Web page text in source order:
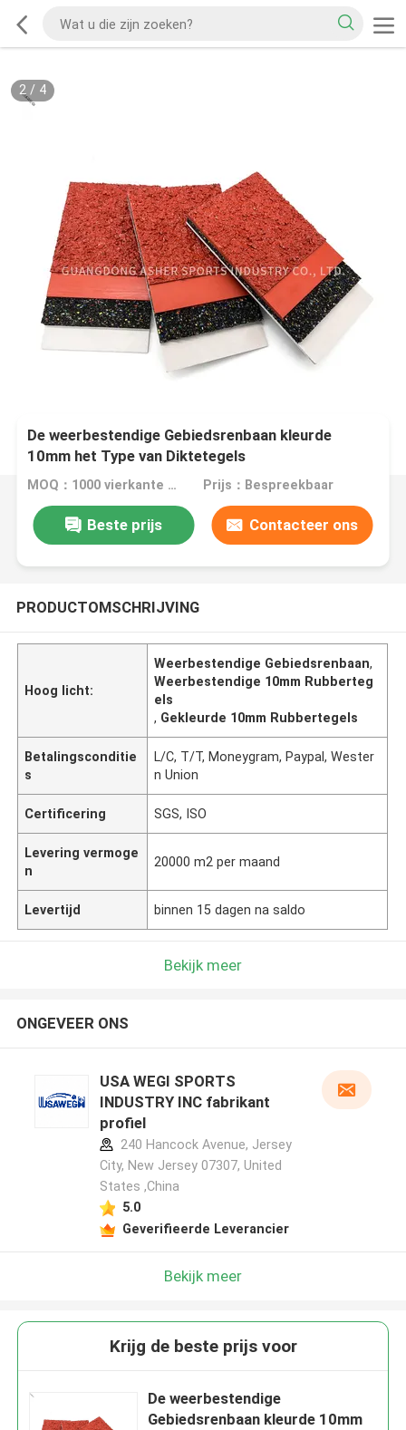
2/ 4
De weerbestendige Gebiedsrenbaan kleurde
10mm het Type van Diktetegels
MOQ：1000 vierkante meter Prijs：Bespreekbaar
Beste prijs Contacteer ons
PRODUCTOMSCHRIJVING
Hoog licht:
Weerbestendige Gebiedsrenbaan,
Weerbestendige 10mm Rubberteg
els
, Gekleurde 10mm Rubbertegels
Betalingsconditie
s
L/C, T/T, Moneygram, Paypal, Wester
n Union
Certificering SGS, ISO
Levering vermoge
n
20000 m2 per maand
Levertijd binnen 15 dagen na saldo
Bekijk meer
ONGEVEER ONS
USA WEGI SPORTS
INDUSTRY INC fabrikant
profiel
240 Hancock Avenue, Jersey
City, New Jersey 07307, United
States ,China
5.0
Geverifieerde Leverancier
Bekijk meer
Krijg de beste prijs voor
De weerbestendige
Gebiedsrenbaan kleurde 10mm